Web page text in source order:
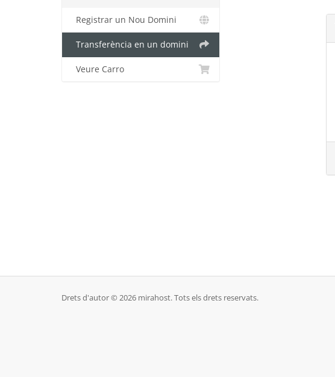
Registrar un Nou Domini
Transferència en un domini
Veure Carro
Drets d'autor © 2026 mirahost. Tots els drets reservats.